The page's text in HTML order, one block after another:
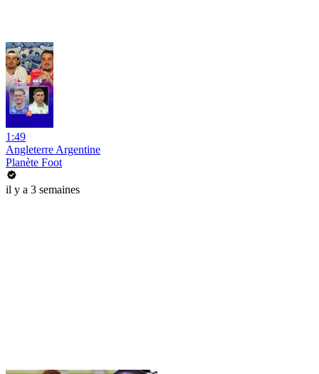
1:49
Angleterre Argentine
Planète Foot
il y a 3 semaines